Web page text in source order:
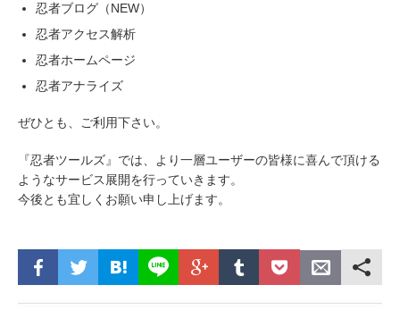
忍者ブログ（NEW）
忍者アクセス解析
忍者ホームページ
忍者アナライズ
ぜひとも、ご利用下さい。
『忍者ツールズ』では、より一層ユーザーの皆様に喜んで頂ける
ようなサービス展開を行っていきます。
今後とも宜しくお願い申し上げます。